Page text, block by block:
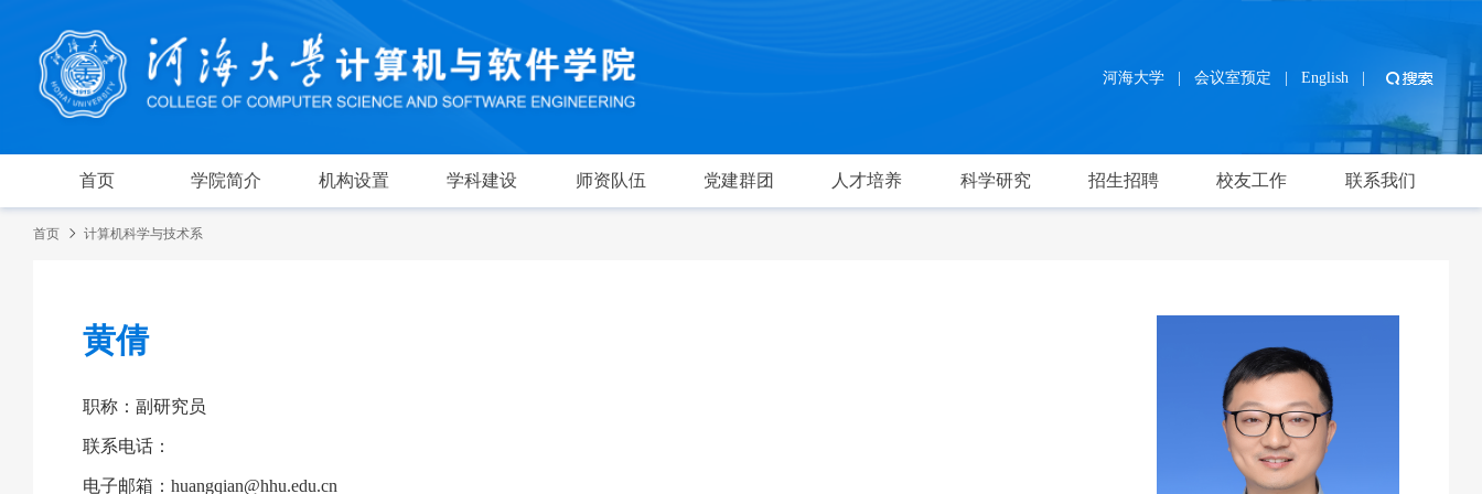
河海大学 | 会议室预定 | English |
首页 学院简介 机构设置 学科建设 师资队伍 党建群团 人才培养 科学研究 招生招聘 校友工作 联系我们
首页 计算机科学与技术系
黄倩
职称：副研究员
联系电话：
电子邮箱：huangqian@hhu.edu.cn